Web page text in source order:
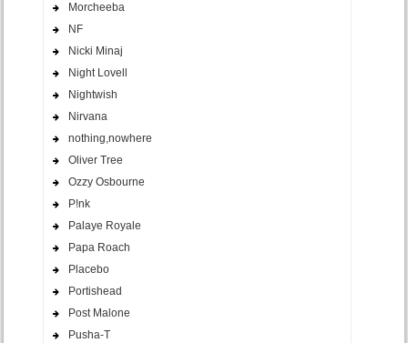
Morcheeba
NF
Nicki Minaj
Night Lovell
Nightwish
Nirvana
nothing,nowhere
Oliver Tree
Ozzy Osbourne
P!nk
Palaye Royale
Papa Roach
Placebo
Portishead
Post Malone
Pusha-T